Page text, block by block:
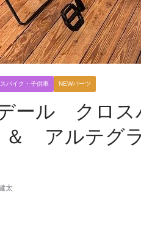
バイク・子供車 NEWパーツ
ール クロス
アルテグ
太